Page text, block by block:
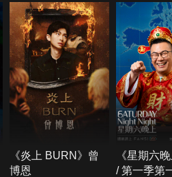
《炎上 BURN》曾
博恩
《星期六
/ 第一季第